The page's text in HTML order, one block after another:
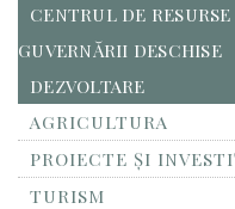
CENTRUL DE
GUVERNĂRII DESCHISE
DEZVOLTARE
AGRICULTURA
PROIECTE ȘI
TURISM